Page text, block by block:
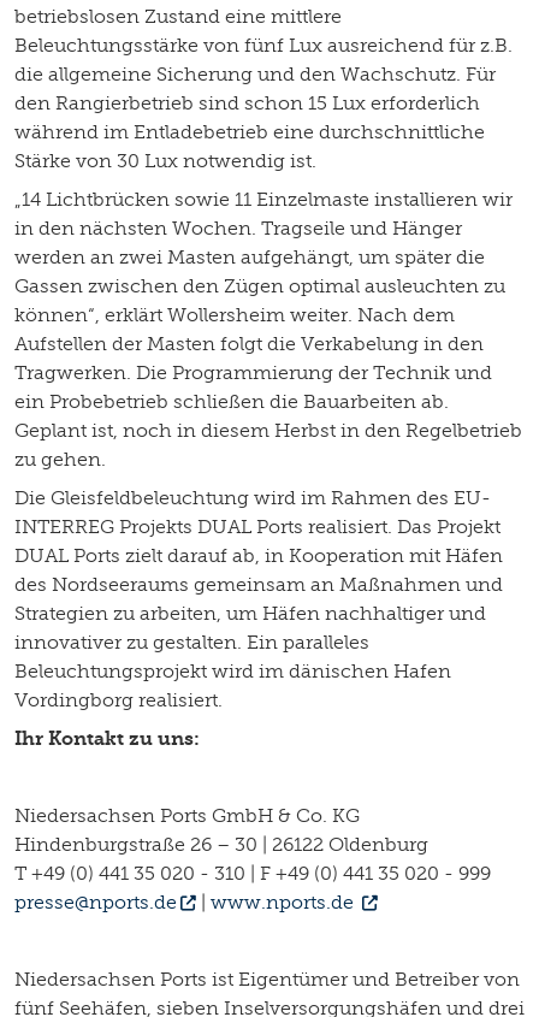
betriebslosen Zustand eine mittlere
Beleuchtungsstärke von fünf Lux ausreichend für z.B.
die allgemeine Sicherung und den Wachschutz. Für
den Rangierbetrieb sind schon 15 Lux erforderlich
während im Entladebetrieb eine durchschnittliche
Stärke von 30 Lux notwendig ist.
„14 Lichtbrücken sowie 11 Einzelmaste installieren wir
in den nächsten Wochen. Tragseile und Hänger
werden an zwei Masten aufgehängt, um später die
Gassen zwischen den Zügen optimal ausleuchten zu
können“, erklärt Wollersheim weiter. Nach dem
Aufstellen der Masten folgt die Verkabelung in den
Tragwerken. Die Programmierung der Technik und
ein Probebetrieb schließen die Bauarbeiten ab.
Geplant ist, noch in diesem Herbst in den Regelbetrieb
zu gehen.
Die Gleisfeldbeleuchtung wird im Rahmen des EU-
INTERREG Projekts DUAL Ports realisiert. Das Projekt
DUAL Ports zielt darauf ab, in Kooperation mit Häfen
des Nordseeraums gemeinsam an Maßnahmen und
Strategien zu arbeiten, um Häfen nachhaltiger und
innovativer zu gestalten. Ein paralleles
Beleuchtungsprojekt wird im dänischen Hafen
Vordingborg realisiert.
Ihr Kontakt zu uns:
Niedersachsen Ports GmbH & Co. KG
Hindenburgstraße 26 – 30 | 26122 Oldenburg
T +49 (0) 441 35 020 - 310 | F +49 (0) 441 35 020 - 999
presse@nports.de
| www.nports.de
Niedersachsen Ports ist Eigentümer und Betreiber von
fünf Seehäfen, sieben Inselversorgungshäfen und drei